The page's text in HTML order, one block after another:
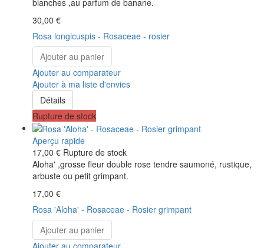
blanches ,au parfum de banane.
30,00 €
Rosa longicuspis - Rosaceae - rosier
Ajouter au panier
Ajouter au comparateur
Ajouter à ma liste d'envies
Détails
Rupture de stock
Aperçu rapide
17,00 € Rupture de stock
Aloha' ,grosse fleur double rose tendre saumoné, rustique,
arbuste ou petit grimpant.
17,00 €
Rosa 'Aloha' - Rosaceae - Rosier grimpant
Ajouter au panier